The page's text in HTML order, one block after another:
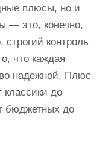
плюсы, но и
— это, конечно,
строгий контроль
что каждая
надежной. Плюс
до
бюджетных до